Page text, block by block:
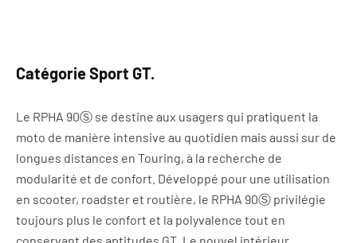
Catégorie Sport GT.
Le RPHA 90Ⓢ se destine aux usagers qui pratiquent la
moto de manière intensive au quotidien mais aussi sur de
longues distances en Touring, à la recherche de
modularité et de confort. Développé pour une utilisation
en scooter, roadster et routière, le RPHA 90Ⓢ privilégie
toujours plus le confort et la polyvalence tout en